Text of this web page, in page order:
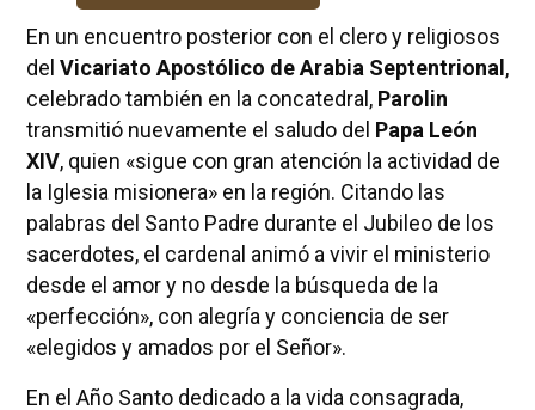
En un encuentro posterior con el clero y religiosos
del Vicariato Apostólico de Arabia Septentrional,
celebrado también en la concatedral, Parolin
transmitió nuevamente el saludo del Papa León
XIV, quien «sigue con gran atención la actividad de
la Iglesia misionera» en la región. Citando las
palabras del Santo Padre durante el Jubileo de los
sacerdotes, el cardenal animó a vivir el ministerio
desde el amor y no desde la búsqueda de la
«perfección», con alegría y conciencia de ser
«elegidos y amados por el Señor».
En el Año Santo dedicado a la vida consagrada,